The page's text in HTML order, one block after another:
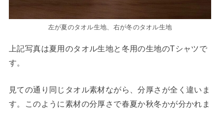
左が夏のタオル生地、右が冬のタオル生地
上記写真は夏用のタオル生地と冬用の生地のTシャツで
す。
見ての通り同じタオル素材ながら、分厚さが全く違いま
す。このように素材の分厚さで春夏か秋冬かが分かれま